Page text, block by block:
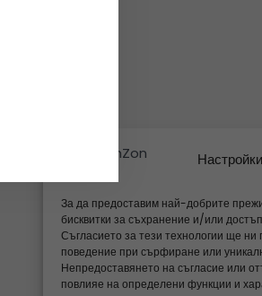
За да предоставим най-добрите
бисквитки за съхранение и/или
Съгласието за тези технологии ще
поведение при сърфиране или
Непредоставянето на съгласие или
повлияе на определени функции и